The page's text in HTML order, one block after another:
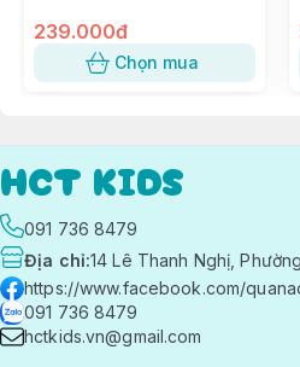
239.000đ
Chọn mua
HCT KIDS
091 736 8479
Địa chỉ:14 Lê Thanh Nghị,
https://www.facebook.com/
091 736 8479
hctkids.vn@gmail.com